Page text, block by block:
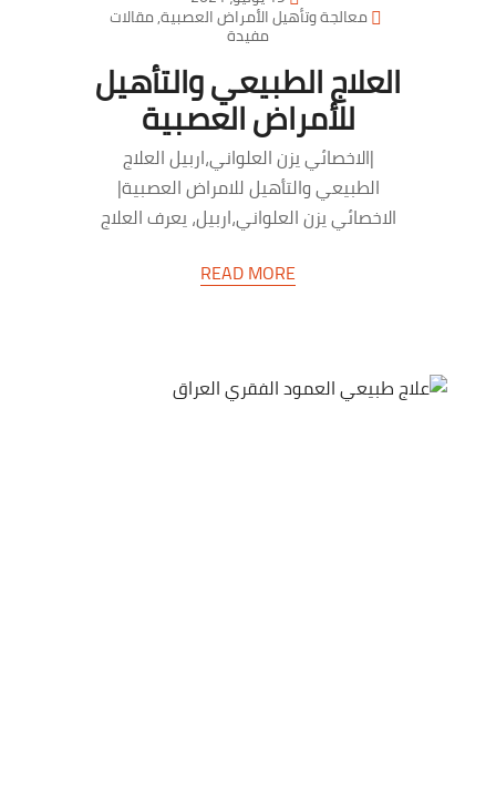
معالجة وتأهيل الأمراض العصبية,مقالات
مفيدة
العلاج الطبيعي والتأهيل
للأمراض العصبية
|الاخصائي يزن العلواني،اربيل العلاج
الطبيعي والتأهيل للامراض العصبية|
الاخصائي يزن العلواني،اربيل، يعرف العلاج
المشهورة بالعالم، والتي…
READ MORE